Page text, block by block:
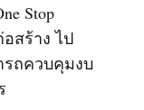
Stop
สร้าง ไป
ถควบคุมงบ